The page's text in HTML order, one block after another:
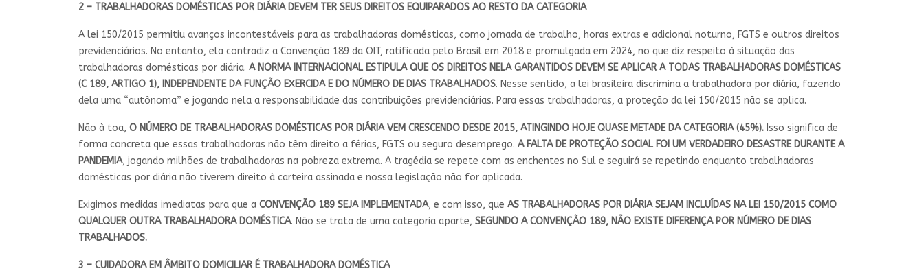
2 – TRABALHADORAS DOMÉSTICAS POR DIÁRIA DEVEM TER SEUS DIREITOS EQUIPARADOS AO RESTO DA CATEGORIA
A lei 150/2015 permitiu avanços incontestáveis para as trabalhadoras domésticas, como jornada de trabalho, horas extras e adicional noturno, FGTS e outros direitos
previdenciários. No entanto, ela contradiz a Convenção 189 da OIT, ratificada pelo Brasil em 2018 e promulgada em 2024, no que diz respeito à situação das
trabalhadoras domésticas por diária. A NORMA INTERNACIONAL ESTIPULA QUE OS DIREITOS NELA GARANTIDOS DEVEM SE APLICAR A TODAS TRABALHADORAS DOMÉSTICAS
(C 189, ARTIGO 1), INDEPENDENTE DA FUNÇÃO EXERCIDA E DO NÚMERO DE DIAS TRABALHADOS. Nesse sentido, a lei brasileira discrimina a trabalhadora por diária, fazendo
dela uma “autônoma” e jogando nela a responsabilidade das contribuições previdenciárias. Para essas trabalhadoras, a proteção da lei 150/2015 não se aplica.
Não à toa, O NÚMERO DE TRABALHADORAS DOMÉSTICAS POR DIÁRIA VEM CRESCENDO DESDE 2015, ATINGINDO HOJE QUASE METADE DA CATEGORIA (45%). Isso significa de
forma concreta que essas trabalhadoras não têm direito a férias, FGTS ou seguro desemprego. A FALTA DE PROTEÇÃO SOCIAL FOI UM VERDADEIRO DESASTRE DURANTE A
PANDEMIA, jogando milhões de trabalhadoras na pobreza extrema. A tragédia se repete com as enchentes no Sul e seguirá se repetindo enquanto trabalhadoras
domésticas por diária não tiverem direito à carteira assinada e nossa legislação não for aplicada.
Exigimos medidas imediatas para que a CONVENÇÃO 189 SEJA IMPLEMENTADA, e com isso, que AS TRABALHADORAS POR DIÁRIA SEJAM INCLUÍDAS NA LEI 150/2015 COMO
QUALQUER OUTRA TRABALHADORA DOMÉSTICA. Não se trata de uma categoria aparte, SEGUNDO A CONVENÇÃO 189, NÃO EXISTE DIFERENÇA POR NÚMERO DE DIAS
TRABALHADOS.
3 – CUIDADORA EM ÂMBITO DOMICILIAR É TRABALHADORA DOMÉSTICA